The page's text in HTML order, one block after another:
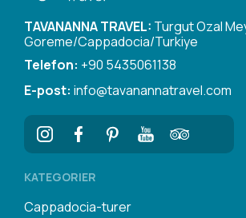
TAVANANNA TRAVEL: Turgut Ozal
Goreme/Cappadocia/Turkiye
Telefon: +90 5435061138
E-post: info@tavanannatravel.com
KATEGORIER
Cappadocia-turer